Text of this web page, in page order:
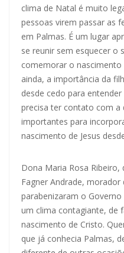
clima de Natal é muito
pessoas virem passar as
em Palmas. É um lugar
se reunir sem esquecer o
comemorar o nascimento
ainda, a importância da
desde cedo para
precisa ter contato com a
importantes para
nascimento de Jesus
Dona Maria Rosa
Fagner Andrade,
parabenizaram o Governo
um clima contagiante, de
nascimento de Cristo.
que já conhecia Palmas,